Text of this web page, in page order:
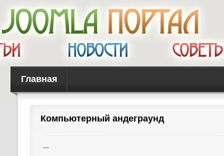
Главная
Компьютерный андеграунд
—